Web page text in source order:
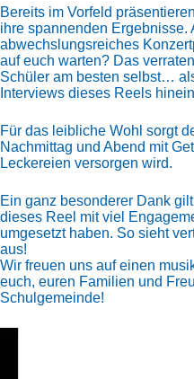
Bereits im Vorfeld
ihre spannenden
abwechslungsreiches
auf euch warten? Das
Schüler am besten selbst…
Interviews dieses Reels
Für das leibliche Wohl sorgt
Nachmittag und Abend mit
Leckereien versorgen wird.
Ein ganz besonderer Dank
dieses Reel mit viel
umgesetzt haben. So sieht
aus!
Wir freuen uns auf einen
euch, euren Familien und
Schulgemeinde!